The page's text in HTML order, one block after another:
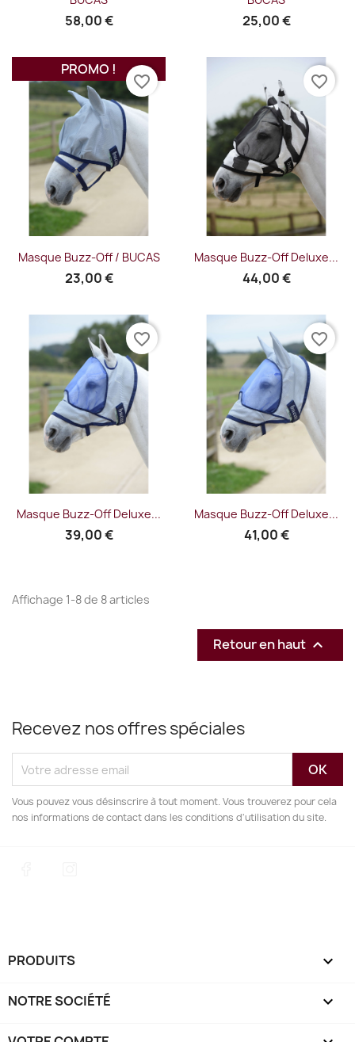
58,00 € 25,00 €
Masque Buzz-Off / BUCAS
23,00 €
PROMO !
favorite_border
Masque Buzz-Off Deluxe...
44,00 €
favorite_border
Masque Buzz-Off Deluxe...
39,00 €
favorite_border
Masque Buzz-Off Deluxe...
41,00 €
favorite_border
Affichage 1-8 de 8 articles
Retour en haut 
Recevez nos offres spéciales
Vous pouvez vous désinscrire à tout moment. Vous trouverez pour cela
nos informations de contact dans les conditions d'utilisation du site.
PRODUITS 
NOTRE SOCIÉTÉ 